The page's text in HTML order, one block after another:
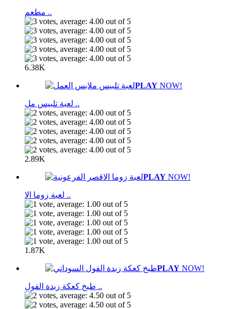
مطعم ..
6.38K
PLAY NOW!
لعبة تلبيس مل ..
2.89K
PLAY NOW!
لعبة زوما الا ..
1.87K
PLAY NOW!
طبخ كعكة زبدة الفول ..